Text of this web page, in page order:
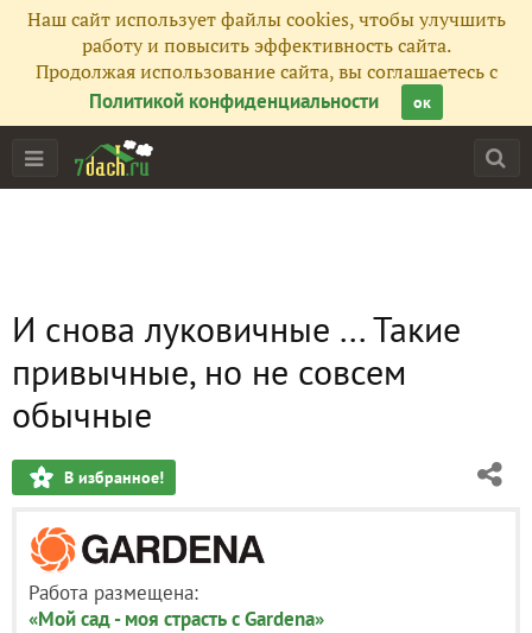
Наш сайт использует файлы cookies, чтобы улучшить
работу и повысить эффективность сайта.
Продолжая использование сайта, вы соглашаетесь с
Политикой конфиденциальности
ок
И снова луковичные ... Такие
привычные, но не совсем
обычные
В избранное!
Работа размещена:
«Мой сад - моя страсть с Gardena»